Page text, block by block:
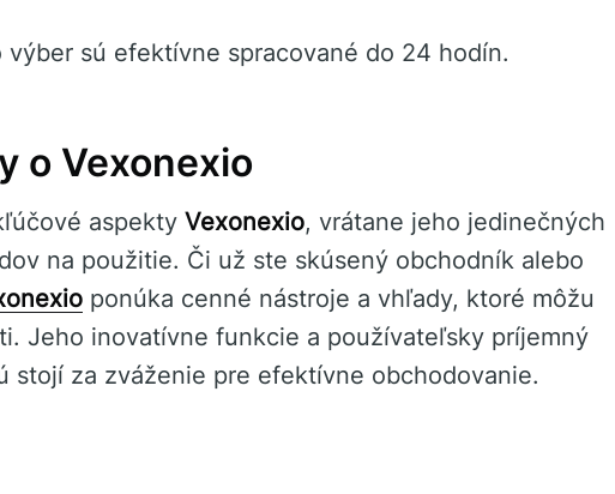
sú efektívne spracované do 24 hodín.
o Vexonexio
aspekty Vexonexio, vrátane jeho jedinečných
na použitie. Či už ste skúsený obchodník alebo
ponúka cenné nástroje a vhľady, ktoré môžu
Jeho inovatívne funkcie a používateľsky príjemný
stojí za zváženie pre efektívne obchodovanie.